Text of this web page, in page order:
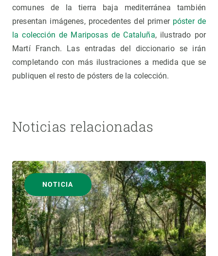
comunes de la tierra baja mediterránea también
presentan imágenes, procedentes del primer póster de
la colección de Mariposas de Cataluña, ilustrado por
Martí Franch. Las entradas del diccionario se irán
completando con más ilustraciones a medida que se
publiquen el resto de pósters de la colección.
Noticias relacionadas
NOTICIA